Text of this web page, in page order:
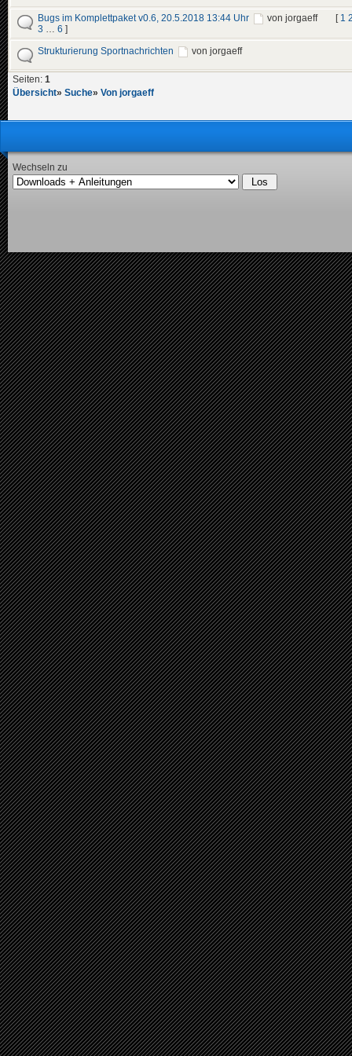
Bugs im Komplettpaket v0.6, 20.5.2018 13:44 Uhr von jorgaeff [ 1
3 … 6 ]
Strukturierung Sportnachrichten
von jorgaeff
Seiten: 1
Übersicht» Suche» Von jorgaeff
Wechseln zu